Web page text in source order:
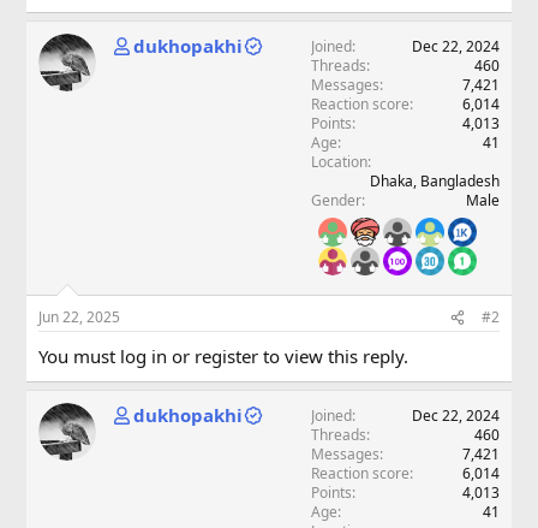
dukhopakhi Joined
Dec 22, 2024
Threads
460
Messages
7,421
Reaction score
6,014
Points
4,013
Age
41
Location
Dhaka, Bangladesh
Gender
Male
Jun 22, 2025 #2
You must log in or register to view this reply.
dukhopakhi Joined
Dec 22, 2024
Threads
460
Messages
7,421
Reaction score
6,014
Points
4,013
Age
41